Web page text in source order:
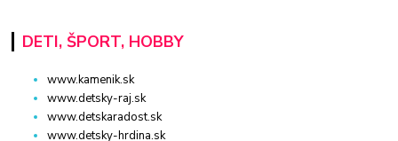
DETI, ŠPORT, HOBBY
www.kamenik.sk
www.detsky-raj.sk
www.detskaradost.sk
www.detsky-hrdina.sk